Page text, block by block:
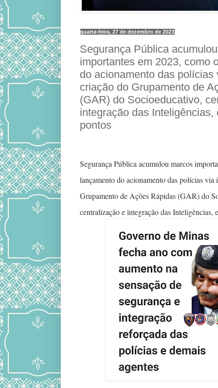
quarta-feira, 27 de dezembro de 2023
Segurança Pública
importantes em 2023, como
do acionamento das polícias
criação do Grupamento de
(GAR) do Socioeducativo,
integração das Inteligências,
pontos
Segurança Pública acumulou marcos
lançamento do acionamento das polícias via
Grupamento de Ações Rápidas (GAR) do
centralização e integração das Inteligências,